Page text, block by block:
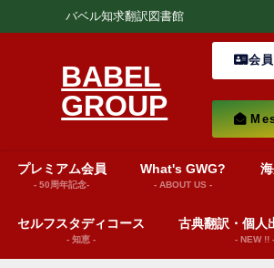
バベル知求翻訳図書館
BABEL
GROUP
会
プレミアム会員
- 50周年記念-
What's GWG?
- ABOUT US -
セルフスタディコース
- 知恵 -
古典翻訳・個人
- NEW !! -